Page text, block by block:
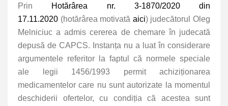
Prin
Hotărârea nr. 3-1870/2020 din
17.11.2020 (hotărârea motivată aici) judecătorul Oleg
Melniciuc a admis cererea de chemare în judecată
depusă de CAPCS. Instanța nu a luat în considerare
argumentele referitor la faptul că normele speciale
ale legii 1456/1993 permit achiziționarea
medicamentelor care nu sunt autorizate la momentul
deschiderii ofertelor, cu condiția că acestea sunt